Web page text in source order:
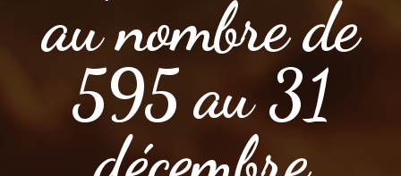
au nombre de
595 au 31